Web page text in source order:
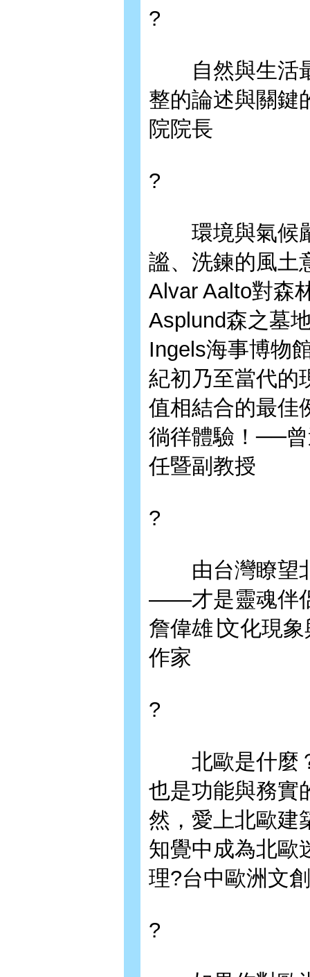
?
自然與生活最
整的論述與關鍵
院院長
?
環境與氣候嚴
謐、洗鍊的風土
Alvar Aalto對森
Asplund森之墓
Ingels海事博物
紀初乃至當代的
值相結合的最佳
徜徉體驗！──曾
任暨副教授
?
由台灣瞭望北
——才是靈魂伴
詹偉雄∣文化現
作家
?
北歐是什麼？
也是功能與務實
然，愛上北歐建
知覺中成為北歐
理?台中歐洲文
?